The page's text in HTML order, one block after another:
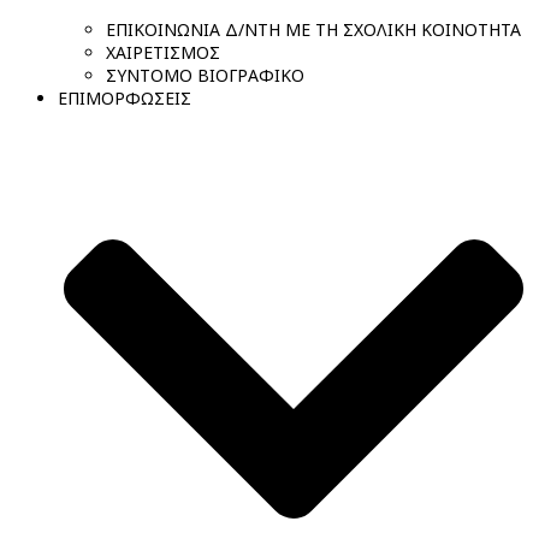
ΕΠΙΚΟΙΝΩΝΙΑ Δ/ΝΤΗ ΜΕ ΤΗ ΣΧΟΛΙΚΗ ΚΟΙΝΟΤΗΤΑ
ΧΑΙΡΕΤΙΣΜΟΣ
ΣΥΝΤΟΜΟ ΒΙΟΓΡΑΦΙΚΟ
ΕΠΙΜΟΡΦΩΣΕΙΣ